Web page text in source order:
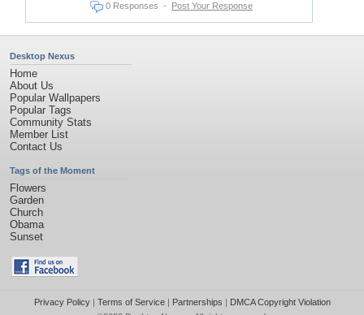
0 Responses - Post Your Response
Desktop Nexus
Home
About Us
Popular Wallpapers
Popular Tags
Community Stats
Member List
Contact Us
Tags of the Moment
Flowers
Garden
Church
Obama
Sunset
Privacy Policy| Terms of Service| Partnerships | DMCA Copyright Violation